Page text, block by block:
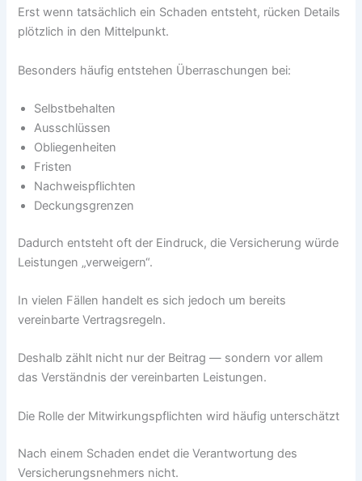
Erst wenn tatsächlich ein Schaden entsteht, rücken Details
plötzlich in den Mittelpunkt.
Besonders häufig entstehen Überraschungen bei:
Selbstbehalten
Ausschlüssen
Obliegenheiten
Fristen
Nachweispflichten
Deckungsgrenzen
Dadurch entsteht oft der Eindruck, die Versicherung würde
Leistungen „verweigern“.
In vielen Fällen handelt es sich jedoch um bereits
vereinbarte Vertragsregeln.
Deshalb zählt nicht nur der Beitrag — sondern vor allem
das Verständnis der vereinbarten Leistungen.
Die Rolle der Mitwirkungspflichten wird häufig unterschätzt
Nach einem Schaden endet die Verantwortung des
Versicherungsnehmers nicht.